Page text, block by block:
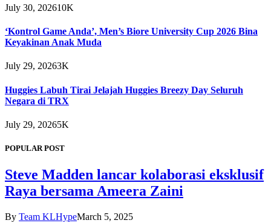
July 30, 202610K
‘Kontrol Game Anda’, Men’s Biore University Cup 2026 Bina
Keyakinan Anak Muda
July 29, 20263K
Huggies Labuh Tirai Jelajah Huggies Breezy Day Seluruh
Negara di TRX
July 29, 20265K
POPULAR POST
Steve Madden lancar kolaborasi eksklusif
Raya bersama Ameera Zaini
By Team KLHypeMarch 5, 2025